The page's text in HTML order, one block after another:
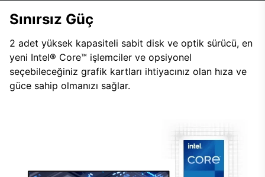
Sınırsız Güç
2 adet yüksek kapasiteli sabit disk ve optik sürücü, en
yeni Intel® Core™ işlemciler ve opsiyonel
seçebileceğiniz grafik kartları ihtiyacınız olan hıza ve
güce sahip olmanızı sağlar.